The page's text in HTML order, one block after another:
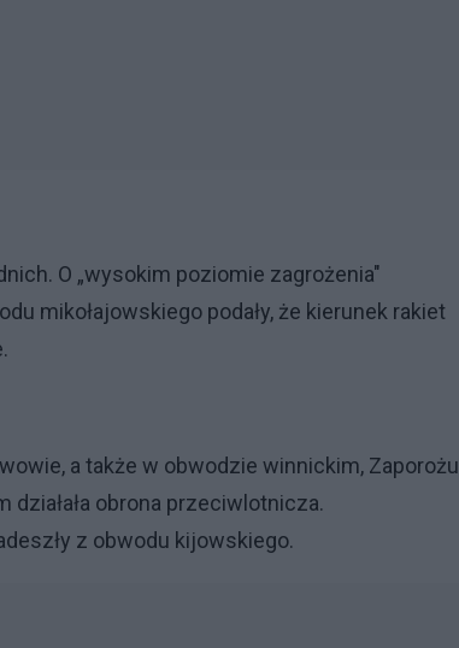
O „wysokim poziomie zagrożenia"
mikołajowskiego podały, że kierunek rakiet
a także w obwodzie winnickim, Zaporożu
działała obrona przeciwlotnicza.
z obwodu kijowskiego.